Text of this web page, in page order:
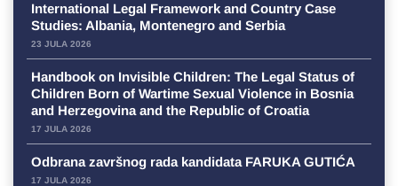
International Legal Framework and Country Case
Studies: Albania, Montenegro and Serbia
23 JULA 2026
Handbook on Invisible Children: The Legal Status of
Children Born of Wartime Sexual Violence in Bosnia
and Herzegovina and the Republic of Croatia
17 JULA 2026
Odbrana završnog rada kandidata FARUKA GUTIĆA
17 JULA 2026